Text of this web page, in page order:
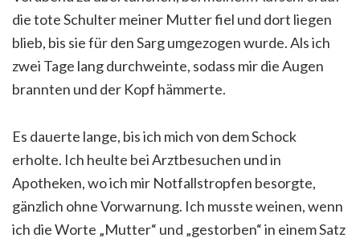
die tote Schulter meiner Mutter fiel und dort liegen
blieb, bis sie für den Sarg umgezogen wurde. Als ich
zwei Tage lang durchweinte, sodass mir die Augen
brannten und der Kopf hämmerte.
Es dauerte lange, bis ich mich von dem Schock
erholte. Ich heulte bei Arztbesuchen und in
Apotheken, wo ich mir Notfallstropfen besorgte,
gänzlich ohne Vorwarnung. Ich musste weinen, wenn
ich die Worte „Mutter“ und „gestorben“ in einem Satz